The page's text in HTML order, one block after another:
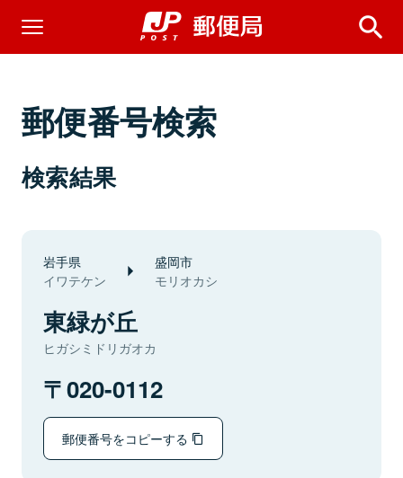
郵便番号検索
検索結果
岩手県
イワテケン
盛岡市
モリオカシ
東緑が丘
ヒガシミドリガオカ
020-0112
郵便番号をコピーする